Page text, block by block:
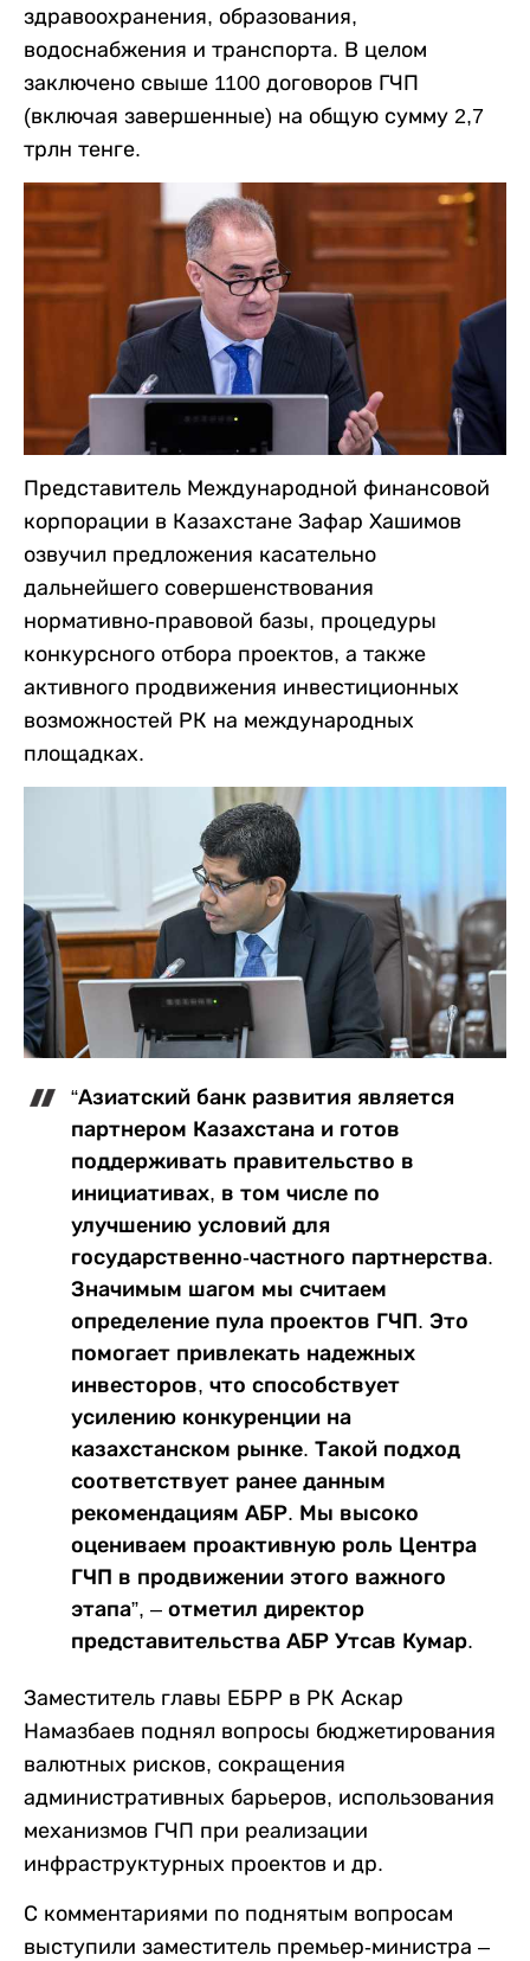
здравоохранения, образования,
водоснабжения и транспорта. В целом
заключено свыше 1100 договоров ГЧП
(включая завершенные) на общую сумму 2,7
трлн тенге.
Представитель Международной финансовой
корпорации в Казахстане Зафар Хашимов
озвучил предложения касательно
дальнейшего совершенствования
нормативно-правовой базы, процедуры
конкурсного отбора проектов, а также
активного продвижения инвестиционных
возможностей РК на международных
площадках.
“Азиатский банк развития является
партнером Казахстана и готов
поддерживать правительство в
инициативах, в том числе по
улучшению условий для
государственно-частного партнерства.
Значимым шагом мы считаем
определение пула проектов ГЧП. Это
помогает привлекать надежных
инвесторов, что способствует
усилению конкуренции на
казахстанском рынке. Такой подход
соответствует ранее данным
рекомендациям АБР. Мы высоко
оцениваем проактивную роль Центра
ГЧП в продвижении этого важного
этапа”, – отметил директор
представительства АБР Утсав Кумар.
Заместитель главы ЕБРР в РК Аскар
Намазбаев поднял вопросы бюджетирования
валютных рисков, сокращения
административных барьеров, использования
механизмов ГЧП при реализации
инфраструктурных проектов и др.
С комментариями по поднятым вопросам
выступили заместитель премьер-министра –